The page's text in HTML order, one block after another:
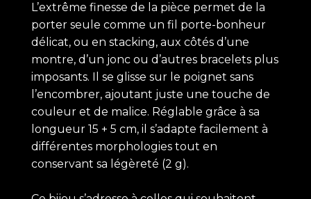
L’extrême finesse de la pièce permet de la
porter seule comme un fil porte-bonheur
délicat, ou en stacking, aux côtés d’une
montre, d’un jonc ou d’autres bracelets plus
imposants. Il se glisse sur le poignet sans
l’encombrer, ajoutant juste une touche de
couleur et de malice. Réglable grâce à sa
longueur 15 + 5 cm, il s’adapte facilement à
différentes morphologies tout en
conservant sa légèreté (2 g).